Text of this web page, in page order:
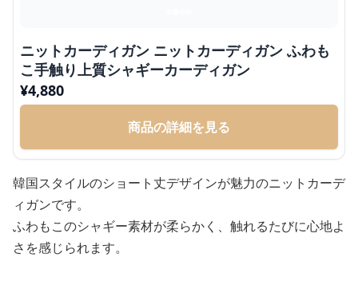
ニットカーディガン ニットカーディガン ふわも
こ手触り上質シャギーカーディガン
¥4,880
商品の詳細を見る
韓国スタイルのショート丈デザインが魅力のニットカーデ
ィガンです。
ふわもこのシャギー素材が柔らかく、触れるたびに心地よ
さを感じられます。